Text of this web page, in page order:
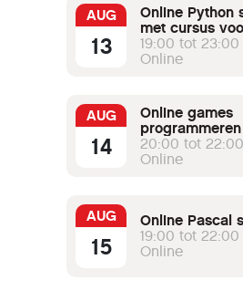
AUG
13
Online Python
met cursus
beginners
19:00 tot 23:00
Online
AUG
14
Online games
20:00 tot 22:00
Online
AUG
15
Online Pascal
19:00 tot 22:00
Online